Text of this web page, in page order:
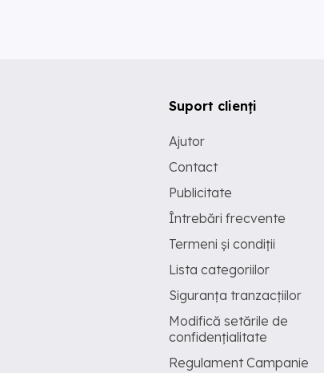
Suport clienți
Ajutor
Contact
Publicitate
Întrebări frecvente
Termeni și condiții
Lista categoriilor
Siguranța tranzacțiilor
Modifică setările de
confidențialitate
Regulament Campanie